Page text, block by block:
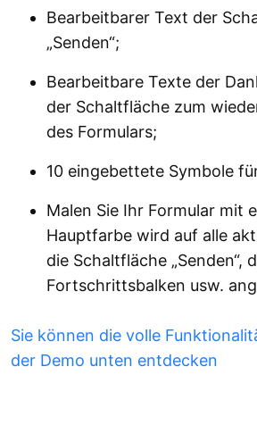
Bearbeitbarer Text der
„Senden“;
Bearbeitbare Texte der
der Schaltfläche zum
des Formulars;
10 eingebettete Symbole
Malen Sie Ihr Formular mit
Hauptfarbe wird auf alle
die Schaltfläche „Senden“,
Fortschrittsbalken usw.
Sie können die volle
der Demo unten entdecken